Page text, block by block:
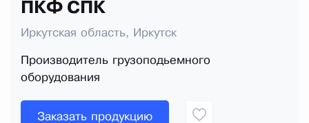
ПКФ СПК
Иркутская область, Иркутск
Производитель грузоподьемного
оборудования
Заказать продукцию